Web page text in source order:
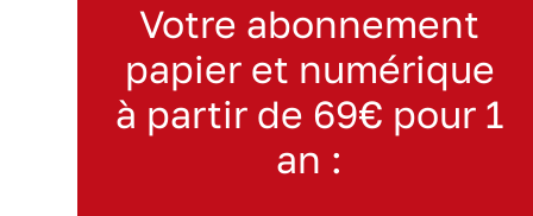
Votre abonnement
papier et numérique
à partir de 69€ pour 1
an :